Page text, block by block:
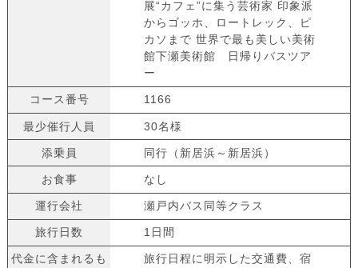
展“カフェ”に集う芸術家 印象派
からゴッホ、ロートレック、ピ
カソまで 世界で最も美しい美術
館下瀬美術館 日帰りバスツア
ー
コース番号 1166
最少催行人員 30名様
添乗員 同行（新居浜～新居浜）
お食事 なし
運行会社 瀬戸内バス同等クラス
旅行日数 1日間
代金に含まれるも
旅行日程に明示した交通費、宿